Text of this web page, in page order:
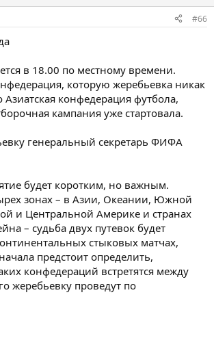
#66
в 18.00 по местному времени.
которую жеребьевка никак
Азиатская конфедерация футбола,
кампания уже стартовала.
генеральный секретарь ФИФА
будет коротким, но важным.
зонах – в Азии, Океании, Южной
и Центральной Америке и странах
– судьба двух путевок будет
стыковых матчах,
предстоит определить,
конфедераций встретятся между
жеребьевку проведут по